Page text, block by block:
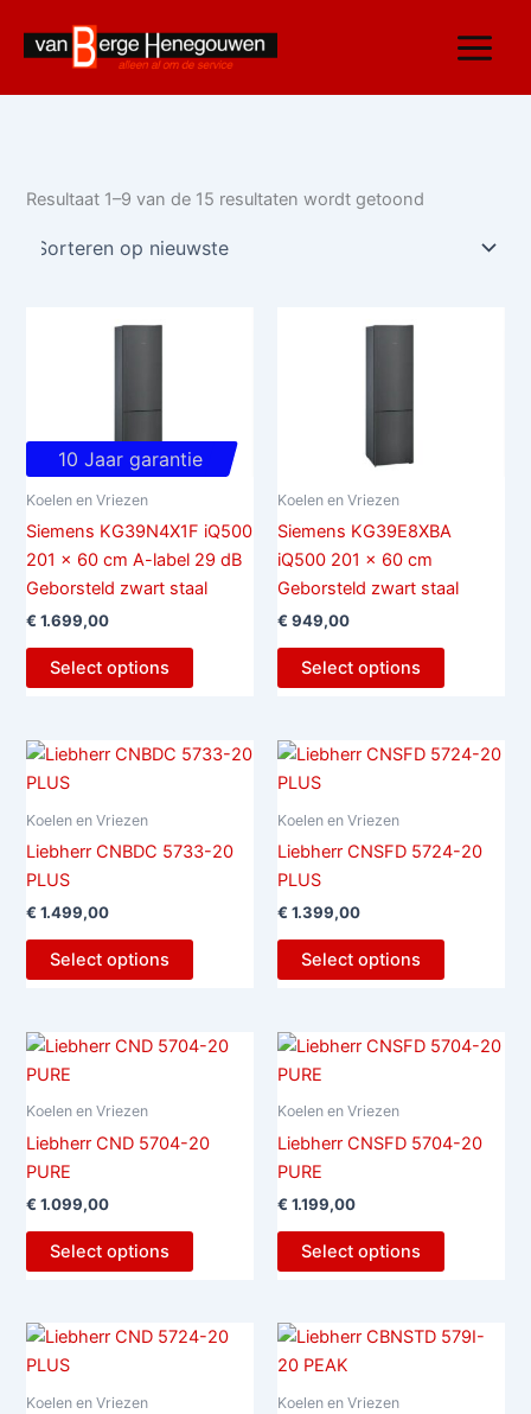
inhoud
Resultaat 1–9 van de 15 resultaten wordt getoond
nieuwste
10 Jaar garantie
Koelen en Vriezen
Siemens KG39N4X1F iQ500
201 x 60 cm A-label 29 dB
Geborsteld zwart staal
€ 1.699,00
Select options
Koelen en Vriezen
Siemens KG39E8XBA
iQ500 201 x 60 cm
Geborsteld zwart staal
€ 949,00
Select options
Koelen en Vriezen
Liebherr CNBDC 5733-20
PLUS
€ 1.499,00
Select options
Koelen en Vriezen
Liebherr CNSFD 5724-20
PLUS
€ 1.399,00
Select options
Koelen en Vriezen
Liebherr CND 5704-20
PURE
€ 1.099,00
Select options
Koelen en Vriezen
Liebherr CNSFD 5704-20
PURE
€ 1.199,00
Select options
Koelen en Vriezen Koelen en Vriezen